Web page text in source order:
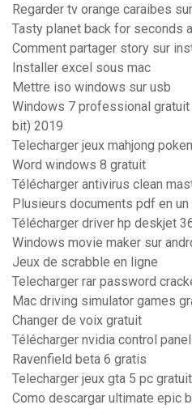
Regarder tv orange caraibes
Tasty planet back for seconds
Comment partager story sur
Installer excel sous mac
Mettre iso windows sur usb
Windows 7 professional
bit) 2019
Telecharger jeux mahjong
Word windows 8 gratuit
Télécharger antivirus clean
Plusieurs documents pdf en un
Télécharger driver hp deskjet
Windows movie maker sur
Jeux de scrabble en ligne
Telecharger rar password
Mac driving simulator games
Changer de voix gratuit
Télécharger nvidia control
Ravenfield beta 6 gratis
Telecharger jeux gta 5 pc gratuit
Como descargar ultimate epic